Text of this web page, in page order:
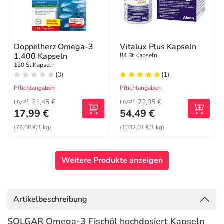
Doppelherz Omega-3
1.400 Kapseln
120 St Kapseln
(0)
Pflichtangaben
UVP1 21,45 €
17,99 €
(76,00 €/1 kg)
Vitalux Plus Kapseln
84 St Kapseln
(1)
Pflichtangaben
UVP1 72,95 €
54,49 €
(1032,01 €/1 kg)
Weitere Produkte anzeigen
Artikelbeschreibung
SOLGAR Omega-3 Fischöl hochdosiert Kapseln